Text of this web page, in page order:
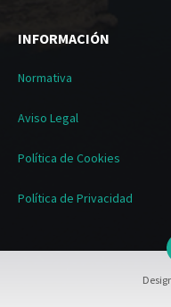
INFORMACIÓN
Normativa
Aviso Legal
Política de Cookies
Política de Privacidad